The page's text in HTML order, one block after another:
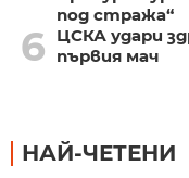
под стража“
6
ЦСКА удари
първия мач
НАЙ-ЧЕТЕНИ